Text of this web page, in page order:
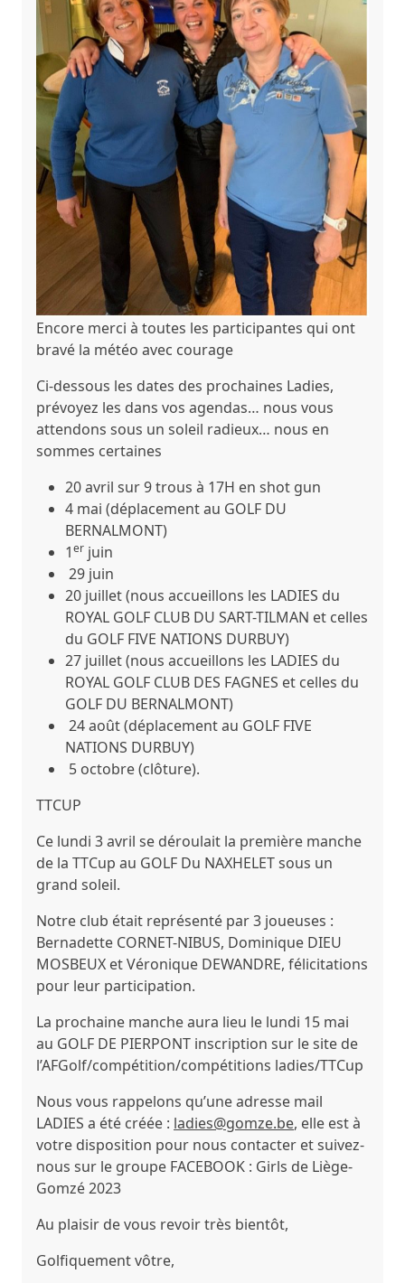
Encore merci à toutes les participantes qui ont
bravé la météo avec courage
Ci-dessous les dates des prochaines Ladies,
prévoyez les dans vos agendas… nous vous
attendons sous un soleil radieux… nous en
sommes certaines
20 avril sur 9 trous à 17H en shot gun
4 mai (déplacement au GOLF DU
BERNALMONT)
1er juin
29 juin
20 juillet (nous accueillons les LADIES du
ROYAL GOLF CLUB DU SART-TILMAN et celles
du GOLF FIVE NATIONS DURBUY)
27 juillet (nous accueillons les LADIES du
ROYAL GOLF CLUB DES FAGNES et celles du
GOLF DU BERNALMONT)
24 août (déplacement au GOLF FIVE
NATIONS DURBUY)
5 octobre (clôture).
TTCUP
Ce lundi 3 avril se déroulait la première manche
de la TTCup au GOLF Du NAXHELET sous un
grand soleil.
Notre club était représenté par 3 joueuses :
Bernadette CORNET-NIBUS, Dominique DIEU
MOSBEUX et Véronique DEWANDRE, félicitations
pour leur participation.
La prochaine manche aura lieu le lundi 15 mai
au GOLF DE PIERPONT inscription sur le site de
l’AFGolf/compétition/compétitions ladies/TTCup
Nous vous rappelons qu’une adresse mail
LADIES a été créée : ladies@gomze.be, elle est à
votre disposition pour nous contacter et suivez-
nous sur le groupe FACEBOOK : Girls de Liège-
Gomzé 2023
Au plaisir de vous revoir très bientôt,
Golfiquement vôtre,